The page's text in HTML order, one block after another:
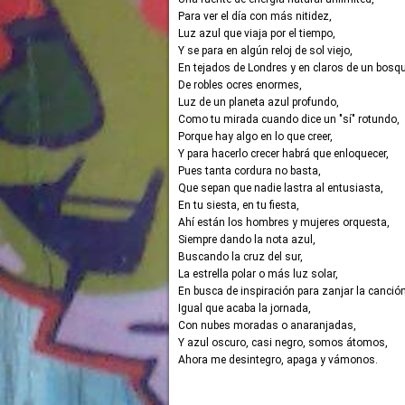
Para ver el día con más nitidez,
Luz azul que viaja por el tiempo,
Y se para en algún reloj de sol viejo,
En tejados de Londres y en claros de un
De robles ocres enormes,
Luz de un planeta azul profundo,
Como tu mirada cuando dice un "sí" rotundo,
Porque hay algo en lo que creer,
Y para hacerlo crecer habrá que enloquecer,
Pues tanta cordura no basta,
Que sepan que nadie lastra al entusiasta,
En tu siesta, en tu fiesta,
Ahí están los hombres y mujeres orquesta,
Siempre dando la nota azul,
Buscando la cruz del sur,
La estrella polar o más luz solar,
En busca de inspiración para zanjar la
Igual que acaba la jornada,
Con nubes moradas o anaranjadas,
Y azul oscuro, casi negro, somos átomos,
Ahora me desintegro, apaga y vámonos.